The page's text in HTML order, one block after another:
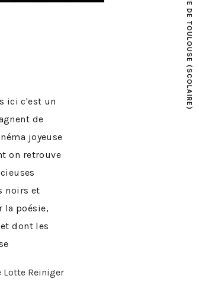
ici c'est un
de
joyeuse
on retrouve
noirs et
la poésie,
dont les
Lotte Reiniger